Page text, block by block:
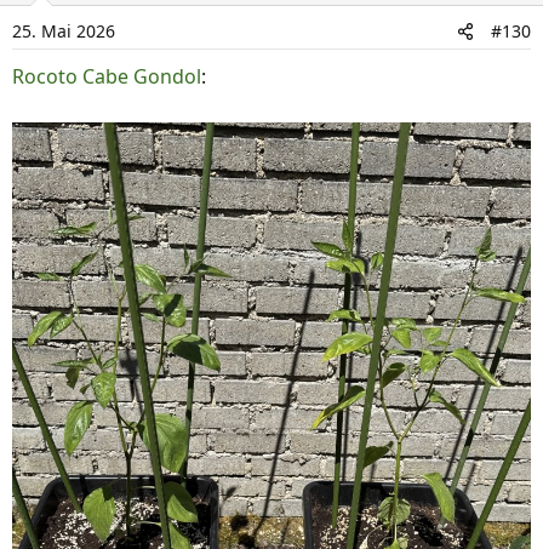
i
o
n
n
:
25. Mai 2026 #130
Rocoto Cabe Gondol: